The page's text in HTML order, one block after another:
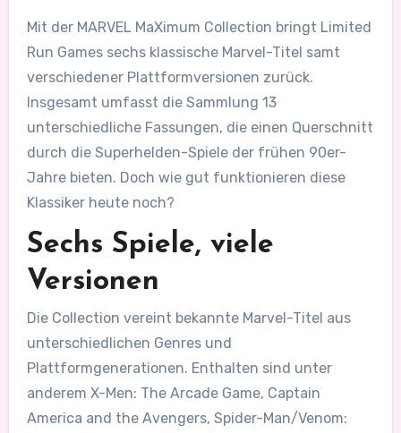
Mit der MARVEL MaXimum Collection bringt Limited
Run Games sechs klassische Marvel-Titel samt
verschiedener Plattformversionen zurück.
Insgesamt umfasst die Sammlung 13
unterschiedliche Fassungen, die einen Querschnitt
durch die Superhelden-Spiele der frühen 90er-
Jahre bieten. Doch wie gut funktionieren diese
Klassiker heute noch?
Sechs Spiele, viele
Versionen
Die Collection vereint bekannte Marvel-Titel aus
unterschiedlichen Genres und
Plattformgenerationen. Enthalten sind unter
anderem X-Men: The Arcade Game, Captain
America and the Avengers, Spider-Man/Venom: